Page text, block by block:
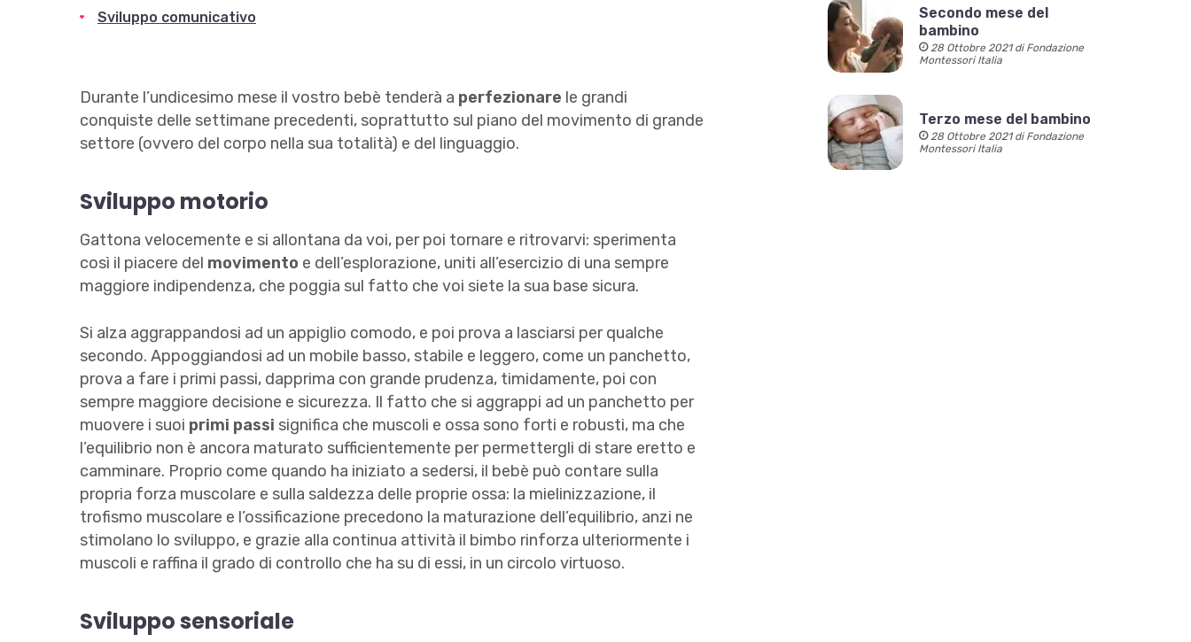
Sviluppo comunicativo
Durante l’undicesimo mese il vostro bebè tenderà a perfezionare le grandi
conquiste delle settimane precedenti, soprattutto sul piano del movimento di grande
settore (ovvero del corpo nella sua totalità) e del linguaggio.
Sviluppo motorio
Gattona velocemente e si allontana da voi, per poi tornare e ritrovarvi: sperimenta
così il piacere del movimento e dell’esplorazione, uniti all’esercizio di una sempre
maggiore indipendenza, che poggia sul fatto che voi siete la sua base sicura.
Si alza aggrappandosi ad un appiglio comodo, e poi prova a lasciarsi per qualche
secondo. Appoggiandosi ad un mobile basso, stabile e leggero, come un panchetto,
prova a fare i primi passi, dapprima con grande prudenza, timidamente, poi con
sempre maggiore decisione e sicurezza. Il fatto che si aggrappi ad un panchetto per
muovere i suoi primi passi significa che muscoli e ossa sono forti e robusti, ma che
l’equilibrio non è ancora maturato sufficientemente per permettergli di stare eretto e
camminare. Proprio come quando ha iniziato a sedersi, il bebè può contare sulla
propria forza muscolare e sulla saldezza delle proprie ossa: la mielinizzazione, il
trofismo muscolare e l’ossificazione precedono la maturazione dell’equilibrio, anzi ne
stimolano lo sviluppo, e grazie alla continua attività il bimbo rinforza ulteriormente i
muscoli e raffina il grado di controllo che ha su di essi, in un circolo virtuoso.
Sviluppo sensoriale
Secondo mese del
bambino
28 Ottobre 2021 di Fondazione
Montessori Italia
Terzo mese del bambino
28 Ottobre 2021 di Fondazione
Montessori Italia